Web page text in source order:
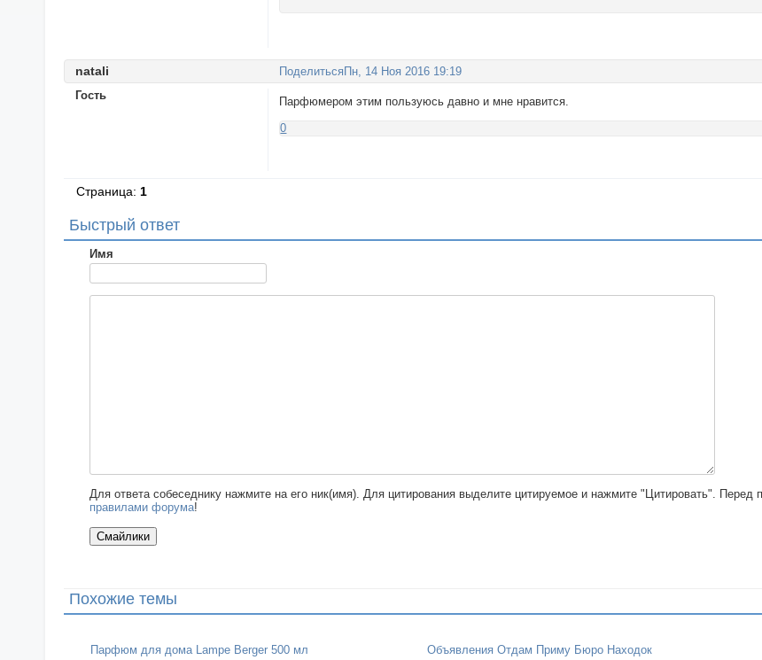
Поделиться Пн, 14 Ноя 2016 19:19
natali
Гость
Парфюмером этим пользуюсь давно и мне нравится.
0
Страница: 1
Быстрый ответ
Имя
Для ответа собеседнику нажмите на его ник(имя). Для цитирования выделите цитируемое и нажмите "Цитировать". Перед
правилами форума!
Похожие темы
Парфюм для дома Lampe Berger 500 мл Объявления Отдам Приму Бюро Находок